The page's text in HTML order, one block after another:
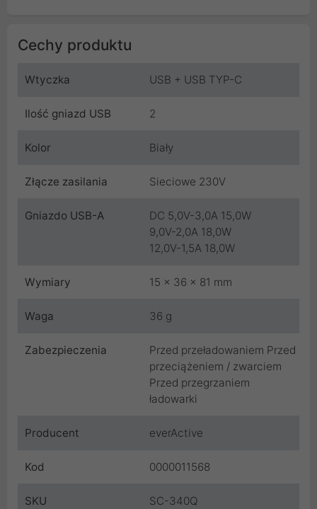
Cechy produktu
Wtyczka USB + USB TYP-C
Ilość gniazd USB 2
Kolor Biały
Złącze zasilania Sieciowe 230V
Gniazdo USB-A
DC 5,0V-3,0A 15,0W
9,0V-2,0A 18,0W
12,0V-1,5A 18,0W
Wymiary 15 x 36 x 81 mm
Waga 36 g
Zabezpieczenia
Przed przeładowaniem Przed
przeciążeniem / zwarciem
Przed przegrzaniem
ładowarki
Producent everActive
Kod 0000011568
SKU SC-340Q